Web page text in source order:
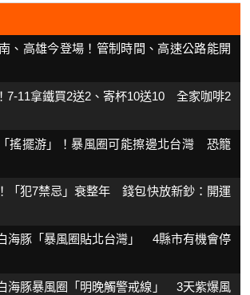
、高雄今登場！管制時間、高速公路能開
7-11拿鐵買2送2、寄杯10送10 全家咖啡2
搖擺游」！暴風圈可能擦邊北台灣 恐籠
「犯7禁忌」衰整年 錢包快放新鈔：開運
海豚「暴風圈貼北台灣」 4縣市有機會停
海豚暴風圈「明晚觸警戒線」 3天紫爆風